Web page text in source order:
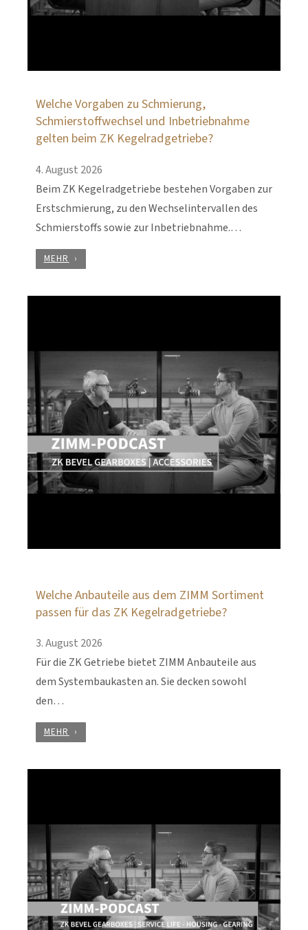
Welche Vorgaben zu Schmierung,
Schmierstoffwechsel und Inbetriebnahme
gelten beim ZK Kegelradgetriebe?
4. August 2026
Beim ZK Kegelradgetriebe bestehen Vorgaben zur
Erstschmierung, zu den Wechselintervallen des
Schmierstoffs sowie zur Inbetriebnahme.…
MEHR
Welche Anbauteile aus dem ZIMM Sortiment
passen für das ZK Kegelradgetriebe?
3. August 2026
Für die ZK Getriebe bietet ZIMM Anbauteile aus
dem Systembaukasten an. Sie decken sowohl
den…
MEHR